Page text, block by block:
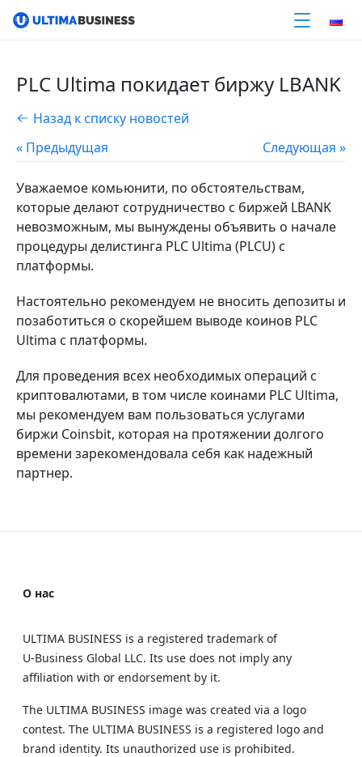
PLC Ultima покидает биржу LBANK
Назад к списку новостей
« Предыдущая
Следующая »
Уважаемое комьюнити, по обстоятельствам,
которые делают сотрудничество с биржей LBANK
невозможным, мы вынуждены объявить о начале
процедуры делистинга PLC Ultima (PLCU) c
платформы.
Настоятельно рекомендуем не вносить депозиты и
позаботиться о скорейшем выводе коинов PLC
Ultima с платформы.
Для проведения всех необходимых операций с
криптовалютами, в том числе коинами PLC Ultima,
мы рекомендуем вам пользоваться услугами
биржи Coinsbit, которая на протяжении долгого
времени зарекомендовала себя как надежный
партнер.
О нас
ULTIMA BUSINESS is a registered trademark of
U‑Business Global LLC. Its use does not imply any
affiliation with or endorsement by it.
The ULTIMA BUSINESS image was created via a logo
contest. The ULTIMA BUSINESS is a registered logo and
brand identity. Its unauthorized use is prohibited.